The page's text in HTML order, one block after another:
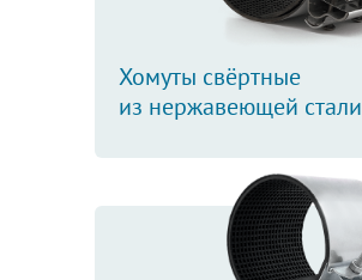
Хомуты свёртные
из нержавеющей стали